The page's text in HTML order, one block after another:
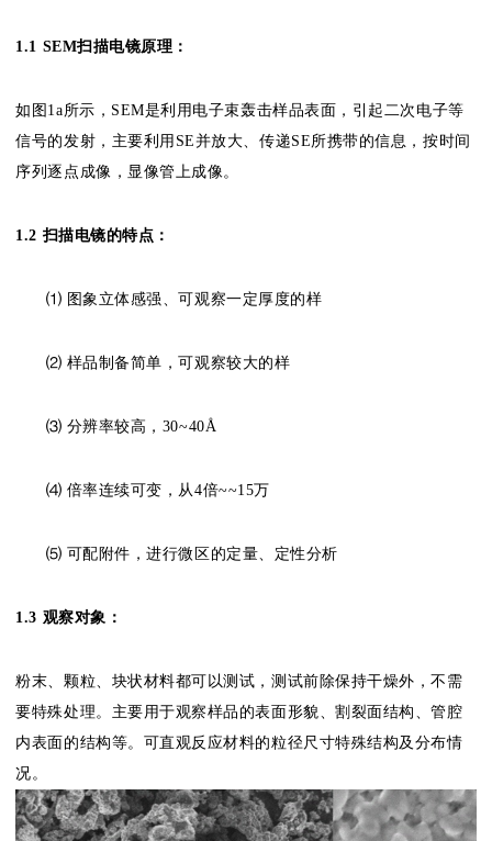
1.1 SEM扫描电镜原理：
如图1a所示，SEM是利用电子束轰击样品表面，引起二次电子等
信号的发射，主要利用SE并放大、传递SE所携带的信息，按时间
序列逐点成像，显像管上成像。
1.2 扫描电镜的特点：
⑴ 图象立体感强、可观察一定厚度的样
⑵ 样品制备简单，可观察较大的样
⑶ 分辨率较高，30~40Å
⑷ 倍率连续可变，从4倍~~15万
⑸ 可配附件，进行微区的定量、定性分析
1.3 观察对象：
粉末、颗粒、块状材料都可以测试，测试前除保持干燥外，不需
要特殊处理。主要用于观察样品的表面形貌、割裂面结构、管腔
内表面的结构等。可直观反应材料的粒径尺寸特殊结构及分布情
况。